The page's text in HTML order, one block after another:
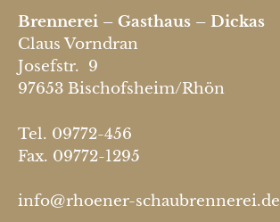
Brennerei – Gasthaus – Dickas
Claus Vorndran
Josefstr. 9
97653 Bischofsheim/Rhön
Tel. 09772-456
Fax. 09772-1295
info@rhoener-schaubrennerei.de